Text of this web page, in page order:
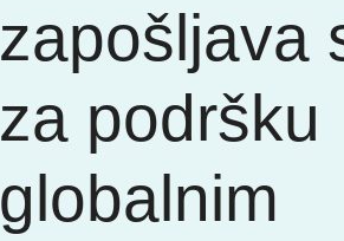
zapošljava
za podršku
globalnim